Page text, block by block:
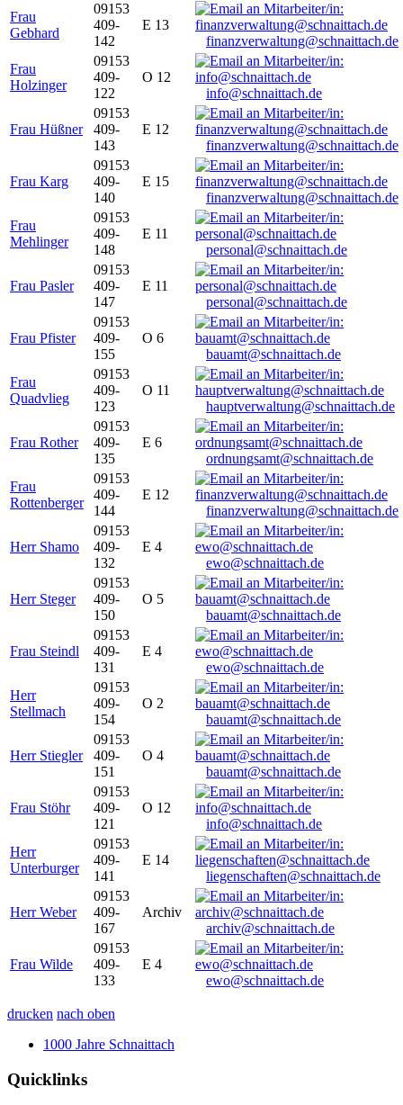
Frau
Gebhard
09153
409-
142
E 13
finanzverwaltung@schnaittach.de
Frau
Holzinger
09153
409-
122
O 12
info@schnaittach.de
Frau Hüßner
09153
409-
143
E 12
finanzverwaltung@schnaittach.de
Frau Karg
09153
409-
140
E 15
finanzverwaltung@schnaittach.de
Frau
Mehlinger
09153
409-
148
E 11
personal@schnaittach.de
Frau Pasler
09153
409-
147
E 11
personal@schnaittach.de
Frau Pfister
09153
409-
155
O 6
bauamt@schnaittach.de
Frau
Quadvlieg
09153
409-
123
O 11
hauptverwaltung@schnaittach.de
Frau Rother
09153
409-
135
E 6
ordnungsamt@schnaittach.de
Frau
Rottenberger
09153
409-
144
E 12
finanzverwaltung@schnaittach.de
Herr Shamo
09153
409-
132
E 4
ewo@schnaittach.de
Herr Steger
09153
409-
150
O 5
bauamt@schnaittach.de
Frau Steindl
09153
409-
131
E 4
ewo@schnaittach.de
Herr
Stellmach
09153
409-
154
O 2
bauamt@schnaittach.de
Herr Stiegler
09153
409-
151
O 4
bauamt@schnaittach.de
Frau Stöhr
09153
409-
121
O 12
info@schnaittach.de
Herr
Unterburger
09153
409-
141
E 14
liegenschaften@schnaittach.de
Herr Weber
09153
409-
167
Archiv
archiv@schnaittach.de
Frau Wilde
09153
409-
133
E 4
ewo@schnaittach.de
drucken nach oben
1000 Jahre Schnaittach
Quicklinks